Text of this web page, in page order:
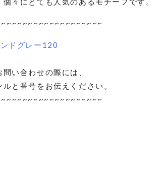
ドグレー120
い合わせの際には、
ルと番号をお伝えください。